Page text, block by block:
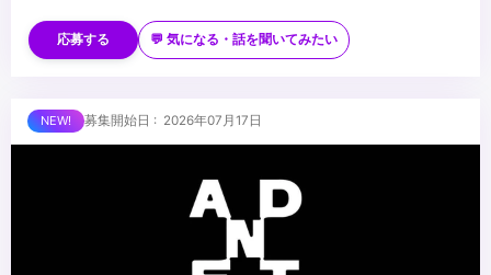
・国内外プロダクションとの協業経験
・Houdini／Nuke 等、主要VFXツールの深い知識
・実写・アニメ双方のVFX経験
■求める人物像
・パイプライン設計・チームビルディングを自ら主導できる方
・技術的バックグラウンドとマネジメント力を併せ持つ方
応募する 💬 気になる・話を聞いてみたい
募集開始日 : 2026年07月17日